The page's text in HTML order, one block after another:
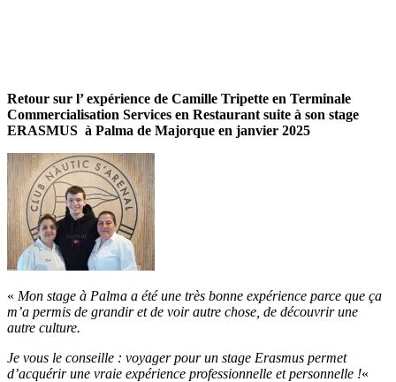
Retour sur l’ expérience de Camille Tripette en Terminale
Commercialisation Services en Restaurant suite à son stage
ERASMUS à Palma de Majorque en janvier 2025
« Mon stage à Palma a été une très bonne expérience parce que ça
m’a permis de grandir et de voir autre chose, de découvrir une
autre culture.
Je vous le conseille : voyager pour un stage Erasmus permet
d’acquérir une vraie expérience professionnelle et personnelle !«